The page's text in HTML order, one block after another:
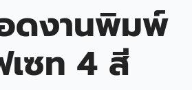
ดงานพิมพ์
ซท 4 สี